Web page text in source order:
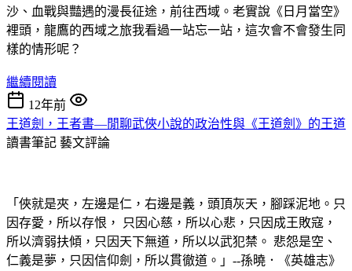
沙、血戰與豔遇的漫長征途，前往西域。老實說《日月當空》
裡頭，龍鷹的西域之旅我看過一站忘一站，這次會不會發生同
樣的情形呢？
繼續閱讀
12年前
王道劍，王者書—閒聊武俠小說的政治性與《王道劍》的王道
讀書筆記 藝文評論
「俠就是夾，左邊是仁，右邊是義，頭頂灰天，腳踩泥地。只
因存愛，所以存恨， 只因心慈，所以心悲，只因成王敗寇，
所以濟弱扶傾，只因天下無道，所以以武犯禁。 悲怨是空、
仁義是夢，只因信仰劍，所以貫徹道。」--孫曉．《英雄志》